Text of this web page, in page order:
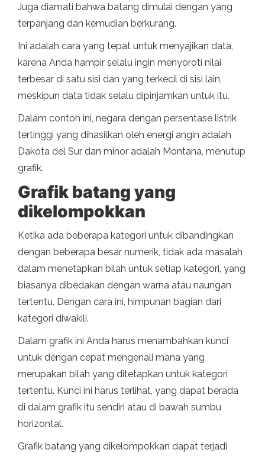
Juga diamati bahwa batang dimulai dengan yang
terpanjang dan kemudian berkurang.
Ini adalah cara yang tepat untuk menyajikan data,
karena Anda hampir selalu ingin menyoroti nilai
terbesar di satu sisi dan yang terkecil di sisi lain,
meskipun data tidak selalu dipinjamkan untuk itu.
Dalam contoh ini, negara dengan persentase listrik
tertinggi yang dihasilkan oleh energi angin adalah
Dakota del Sur dan minor adalah Montana, menutup
grafik.
Grafik batang yang
dikelompokkan
Ketika ada beberapa kategori untuk dibandingkan
dengan beberapa besar numerik, tidak ada masalah
dalam menetapkan bilah untuk setiap kategori, yang
biasanya dibedakan dengan warna atau naungan
tertentu. Dengan cara ini, himpunan bagian dari
kategori diwakili.
Dalam grafik ini Anda harus menambahkan kunci
untuk dengan cepat mengenali mana yang
merupakan bilah yang ditetapkan untuk kategori
tertentu. Kunci ini harus terlihat, yang dapat berada
di dalam grafik itu sendiri atau di bawah sumbu
horizontal.
Grafik batang yang dikelompokkan dapat terjadi